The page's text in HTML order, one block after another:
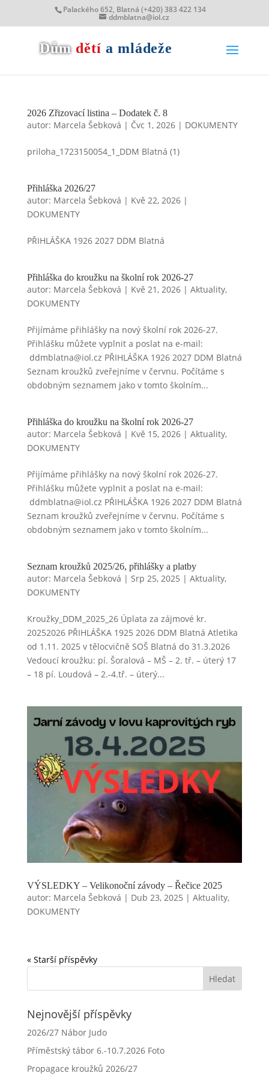
Palackého 652, Blatná (+420) 383 422 134
ddmblatna@iol.cz
Dům dětí a mládeže
2026 Zřizovací listina – Dodatek č. 8
autor: Marcela Šebková | Čvc 1, 2026| DOKUMENTY
priloha_1723150054_1_DDM Blatná (1)
Přihláška 2026/27
autor: Marcela Šebková | Kvě 22, 2026|
DOKUMENTY
PŘIHLÁŠKA 1926 2027 DDM Blatná
Přihláška do kroužku na školní rok 2026-27
autor: Marcela Šebková | Kvě 21, 2026| Aktuality,
DOKUMENTY
Přijímáme přihlášky na nový školní rok 2026-27.
Přihlášku můžete vyplnit a poslat na e-mail:
ddmblatna@iol.cz PŘIHLÁŠKA 1926 2027 DDM Blatná
Seznam kroužků zveřejníme v červnu. Počítáme s
obdobným seznamem jako v tomto školním...
Přihláška do kroužku na školní rok 2026-27
autor: Marcela Šebková | Kvě 15, 2026| Aktuality,
DOKUMENTY
Přijímáme přihlášky na nový školní rok 2026-27.
Přihlášku můžete vyplnit a poslat na e-mail:
ddmblatna@iol.cz PŘIHLÁŠKA 1926 2027 DDM Blatná
Seznam kroužků zveřejníme v červnu. Počítáme s
obdobným seznamem jako v tomto školním...
Seznam kroužků 2025/26, přihlášky a platby
autor: Marcela Šebková | Srp 25, 2025 | Aktuality,
DOKUMENTY
Kroužky_DDM_2025_26 Úplata za zájmové kr.
20252026 PŘIHLÁŠKA 1925 2026 DDM Blatná Atletika
od 1.11. 2025 v tělocvičně SOŠ Blatná do 31.3.2026
Vedoucí kroužku: pí. Šoralová – MŠ – 2. tř. – úterý 17
– 18 pí. Loudová – 2.-4.tř. – úterý...
VÝSLEDKY – Velikonoční závody – Řečice 2025
autor: Marcela Šebková | Dub 23, 2025 | Aktuality,
DOKUMENTY
« Starší příspěvky
Nejnovější příspěvky
2026/27 Nábor Judo
Příměstský tábor 6.-10.7.2026 Foto
Propagace kroužků 2026/27